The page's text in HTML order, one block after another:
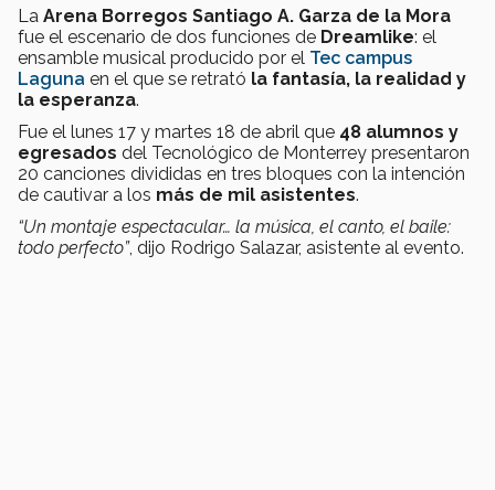
La Arena Borregos Santiago A. Garza de la Mora
fue el escenario de dos funciones de Dreamlike: el
ensamble musical producido por el Tec campus
Laguna en el que se retrató la fantasía, la realidad y
la esperanza.
Fue el lunes 17 y martes 18 de abril que 48 alumnos y
egresados del Tecnológico de Monterrey presentaron
20 canciones divididas en tres bloques con la intención
de cautivar a los más de mil asistentes.
“Un montaje espectacular… la música, el canto, el baile:
todo perfecto”, dijo Rodrigo Salazar, asistente al evento.